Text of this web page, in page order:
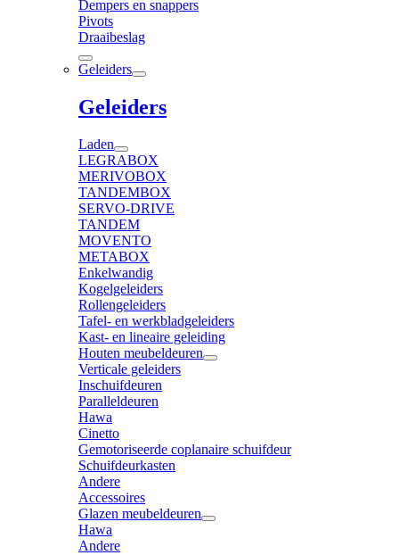
Dempers en snappers
Pivots
Draaibeslag
Geleiders
Geleiders
Laden
LEGRABOX
MERIVOBOX
TANDEMBOX
SERVO-DRIVE
TANDEM
MOVENTO
METABOX
Enkelwandig
Kogelgeleiders
Rollengeleiders
Tafel- en werkbladgeleiders
Kast- en lineaire geleiding
Houten meubeldeuren
Verticale geleiders
Inschuifdeuren
Paralleldeuren
Hawa
Cinetto
Gemotoriseerde coplanaire schuifdeur
Schuifdeurkasten
Andere
Accessoires
Glazen meubeldeuren
Hawa
Andere